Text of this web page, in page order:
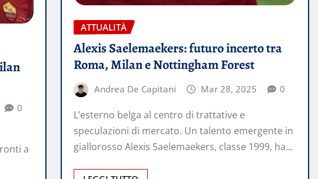
0
a
ATTUALITÀ
Alexis Saelemaekers: futuro incerto tra
Roma, Milan e Nottingham Forest
Andrea De Capitani Mar 28, 2025 0
L’esterno belga al centro di trattative e
speculazioni di mercato. Un talento emergente in
giallorosso Alexis Saelemaekers, classe 1999, ha…